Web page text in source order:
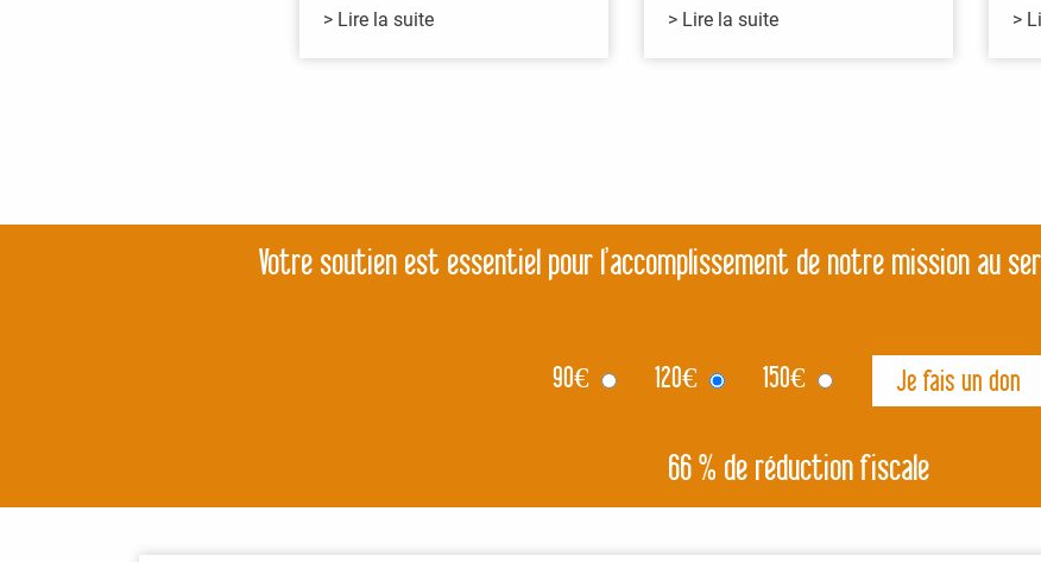
> Lire la suite > Lire la suite >
Votre soutien est essentiel pour l’accomplissement de notre mission au
90€ 120€ 150€
66 % de réduction fiscale